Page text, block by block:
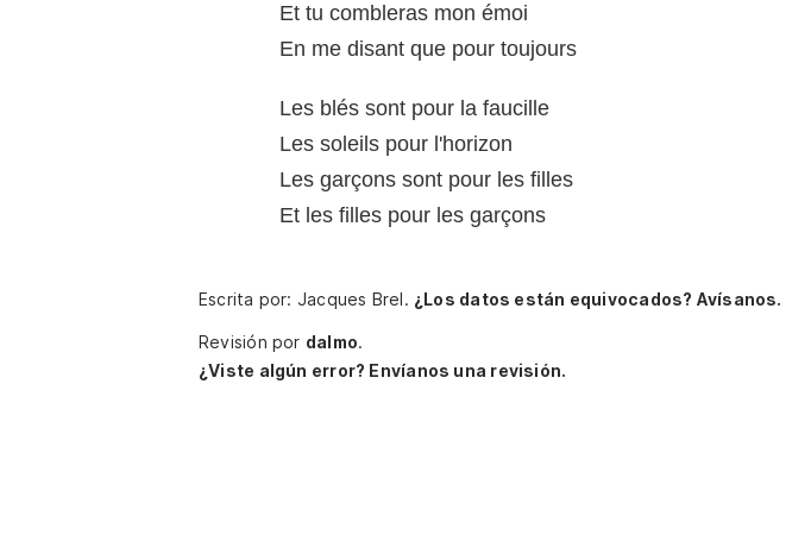
Et tu combleras mon émoi
En me disant que pour toujours
Les blés sont pour la faucille
Les soleils pour l'horizon
Les garçons sont pour les filles
Et les filles pour les garçons
Escrita por: Jacques Brel. ¿Los datos están equivocados? Avísanos.
Revisión por dalmo.
¿Viste algún error? Envíanos una revisión.